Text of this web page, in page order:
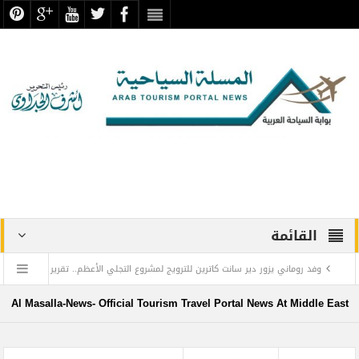
القائمة
وفد روماني يزور دير سانت كاترين للترويج لمشروع التجلي الأعظم.. تقرير
أثري
Al Masalla-News- Official Tourism Travel Portal News At Middle East